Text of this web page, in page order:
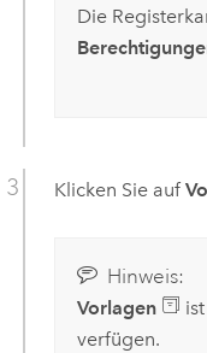
Die
Klicken Sie auf
Hinweis:
Vorlagen
verfügen.